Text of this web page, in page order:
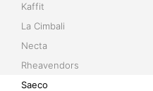
Kaffit
La Cimbali
Necta
Rheavendors
Saeco